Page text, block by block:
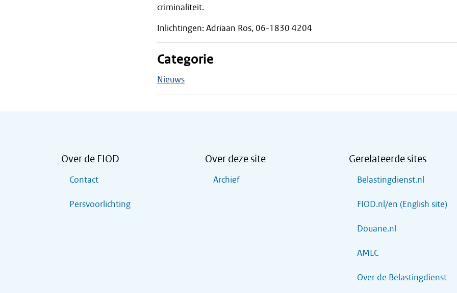
criminaliteit.
Inlichtingen: Adriaan Ros, 06-1830 4204
Categorie
Nieuws
Over de FIOD
Contact
Persvoorlichting
Over deze site
Archief
Gerelateerde sites
Belastingdienst.nl
FIOD.nl/en (English site)
Douane.nl
AMLC
Over de Belastingdienst